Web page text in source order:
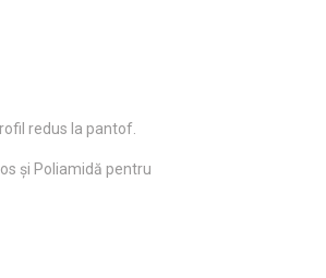
redus la pantof.
și Poliamidă pentru